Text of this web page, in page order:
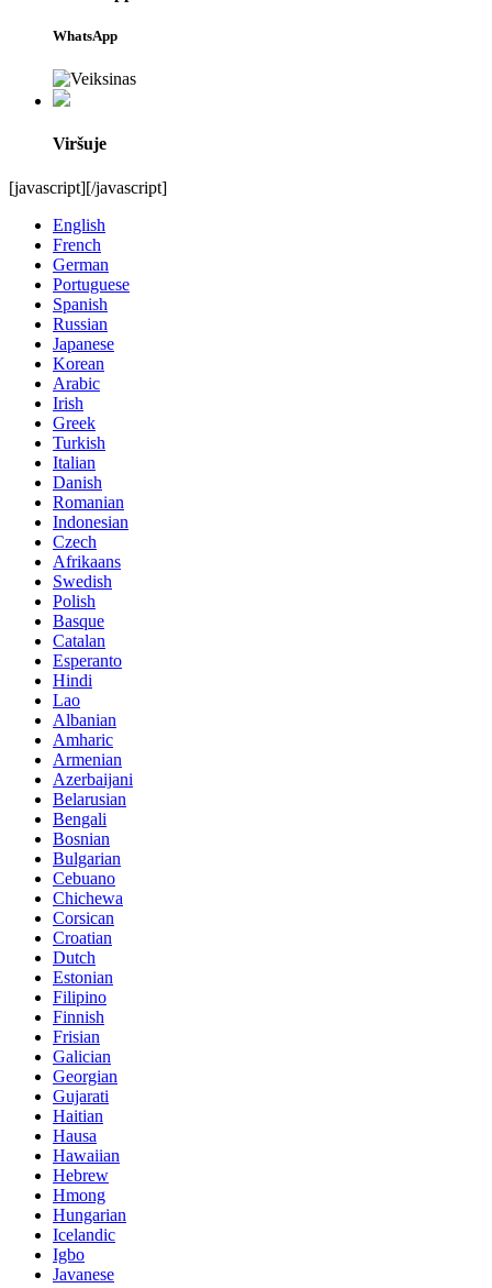
WhatsApp
Viršuje
[javascript][/javascript]
English
French
German
Portuguese
Spanish
Russian
Japanese
Korean
Arabic
Irish
Greek
Turkish
Italian
Danish
Romanian
Indonesian
Czech
Afrikaans
Swedish
Polish
Basque
Catalan
Esperanto
Hindi
Lao
Albanian
Amharic
Armenian
Azerbaijani
Belarusian
Bengali
Bosnian
Bulgarian
Cebuano
Chichewa
Corsican
Croatian
Dutch
Estonian
Filipino
Finnish
Frisian
Galician
Georgian
Gujarati
Haitian
Hausa
Hawaiian
Hebrew
Hmong
Hungarian
Icelandic
Igbo
Javanese